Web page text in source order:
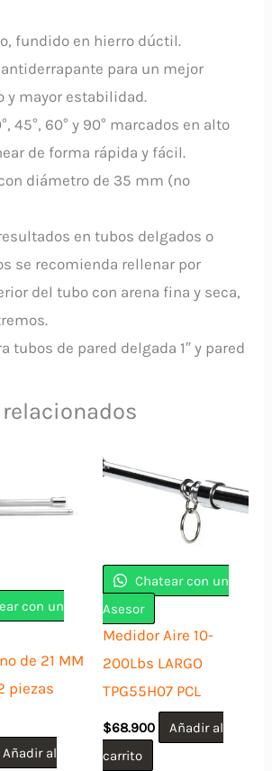
fundido en hierro dúctil.
antiderrapante para un mejor
y mayor estabilidad.
45°, 60° y 90° marcados en alto
de forma rápida y fácil.
diámetro de 35 mm (no
en tubos delgados o
se recomienda rellenar por
del tubo con arena fina y seca,
tubos de pared delgada 1″ y pared
con un
de 21 MM
piezas
Añadir al
Chatear con un
Asesor
Medidor Aire 10-
200Lbs LARGO
TPG55H07 PCL
$68.900
Añadir al
carrito